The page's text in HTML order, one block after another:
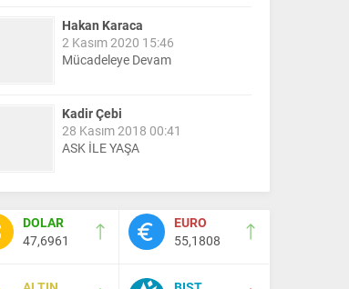
Hakan Karaca
2 Kasım 2020 15:46
Mücadeleye Devam
Kadir Çebi
28 Kasım 2018 00:41
ASK İLE YAŞA
10 Mart 2023 21:36
HAYDİ TEKİRDAĞ MAÇA !!!!
DOLAR
47,6961
EURO
55,1808